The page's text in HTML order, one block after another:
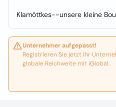
Klamöttkes--unsere kleine
Unternehmer aufgepasst!
Registrieren Sie jetzt Ihr
globale Reichweite mit iGlobal.